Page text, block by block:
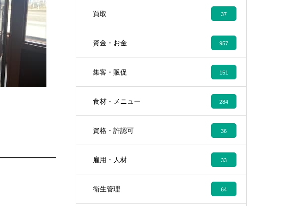
買取 37
資金・お金 957
集客・販促 151
食材・メニュー 284
資格・許認可 36
雇用・人材 33
衛生管理 64